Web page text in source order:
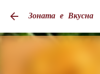
Пропускане
Зоната е Вкусна